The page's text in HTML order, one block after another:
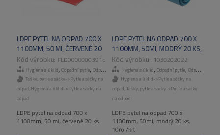
LDPE PYTEL NA ODPAD 700 X
1100MM, 50 MI, ČERVENÉ 20
KS
FLD0000000391c
Hygiena a úklid, Odpadní pytle, Odpadní pytle ,Tašky, pytle a sáčky
Tašky, pytle a sáčky->Pytle a sáčky na
odpad, Hygiena a úklid->Pytle a sáčky na
odpad
LDPE pytel na odpad 700 x
1100mm, 50 mi, červené 20 ks
LDPE PYTEL NA ODPAD 700 X
1100MM, 50MI, MODRÝ 20 KS,
10ROL/KART 1030202022
Hygiena a úklid, Odpadní pytle, Odpadní pytle
Hygiena a úklid->Pytle a sáčky na
odpad, Tašky, pytle a sáčky->Pytle a sáčky
na odpad
LDPE pytel na odpad 700 x
1100mm, 50mi, modrý 20 ks,
10rol/krt